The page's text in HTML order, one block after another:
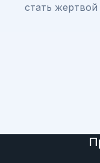
стать жертвой